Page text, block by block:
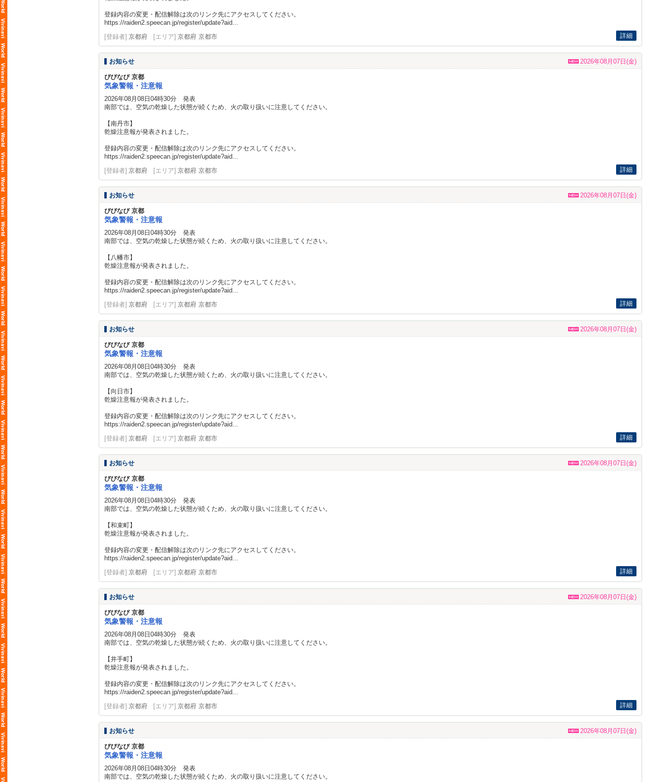
登録内容の変更・配信解除は次のリンク先にアクセスしてください。
https://raiden2.speecan.jp/register/update?aid...
[登録者] 京都府 [エリア] 京都府 京都市 詳細
お知らせ 2026年08月07日(金)
びびなび 京都
気象警報・注意報
2026年08月08日04時30分 発表
南部では、空気の乾燥した状態が続くため、火の取り扱いに注意してください。
【南丹市】
乾燥注意報が発表されました。
登録内容の変更・配信解除は次のリンク先にアクセスしてください。
https://raiden2.speecan.jp/register/update?aid...
[登録者] 京都府 [エリア] 京都府 京都市 詳細
お知らせ 2026年08月07日(金)
びびなび 京都
気象警報・注意報
2026年08月08日04時30分 発表
南部では、空気の乾燥した状態が続くため、火の取り扱いに注意してください。
【八幡市】
乾燥注意報が発表されました。
登録内容の変更・配信解除は次のリンク先にアクセスしてください。
https://raiden2.speecan.jp/register/update?aid...
[登録者] 京都府 [エリア] 京都府 京都市 詳細
お知らせ 2026年08月07日(金)
びびなび 京都
気象警報・注意報
2026年08月08日04時30分 発表
南部では、空気の乾燥した状態が続くため、火の取り扱いに注意してください。
【向日市】
乾燥注意報が発表されました。
登録内容の変更・配信解除は次のリンク先にアクセスしてください。
https://raiden2.speecan.jp/register/update?aid...
[登録者] 京都府 [エリア] 京都府 京都市 詳細
お知らせ 2026年08月07日(金)
びびなび 京都
気象警報・注意報
2026年08月08日04時30分 発表
南部では、空気の乾燥した状態が続くため、火の取り扱いに注意してください。
【和束町】
乾燥注意報が発表されました。
登録内容の変更・配信解除は次のリンク先にアクセスしてください。
https://raiden2.speecan.jp/register/update?aid...
[登録者] 京都府 [エリア] 京都府 京都市 詳細
お知らせ 2026年08月07日(金)
びびなび 京都
気象警報・注意報
2026年08月08日04時30分 発表
南部では、空気の乾燥した状態が続くため、火の取り扱いに注意してください。
【井手町】
乾燥注意報が発表されました。
登録内容の変更・配信解除は次のリンク先にアクセスしてください。
https://raiden2.speecan.jp/register/update?aid...
[登録者] 京都府 [エリア] 京都府 京都市 詳細
お知らせ 2026年08月07日(金)
びびなび 京都
気象警報・注意報
2026年08月08日04時30分 発表
南部では、空気の乾燥した状態が続くため、火の取り扱いに注意してください。